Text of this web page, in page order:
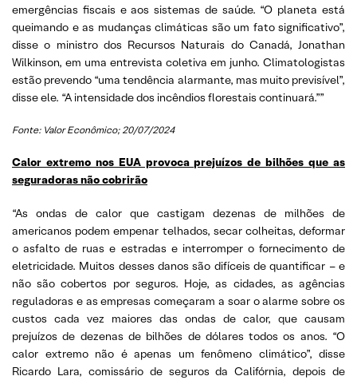
emergências fiscais e aos sistemas de saúde. “O planeta está
queimando e as mudanças climáticas são um fato significativo”,
disse o ministro dos Recursos Naturais do Canadá, Jonathan
Wilkinson, em uma entrevista coletiva em junho. Climatologistas
estão prevendo “uma tendência alarmante, mas muito previsível”,
disse ele. “A intensidade dos incêndios florestais continuará.””
Fonte: Valor Econômico; 20/07/2024
Calor extremo nos EUA provoca prejuízos de bilhões que as
seguradoras não cobrirão
“As ondas de calor que castigam dezenas de milhões de
americanos podem empenar telhados, secar colheitas, deformar
o asfalto de ruas e estradas e interromper o fornecimento de
eletricidade. Muitos desses danos são difíceis de quantificar – e
não são cobertos por seguros. Hoje, as cidades, as agências
reguladoras e as empresas começaram a soar o alarme sobre os
custos cada vez maiores das ondas de calor, que causam
prejuízos de dezenas de bilhões de dólares todos os anos. “O
calor extremo não é apenas um fenômeno climático”, disse
Ricardo Lara, comissário de seguros da Califórnia, depois de